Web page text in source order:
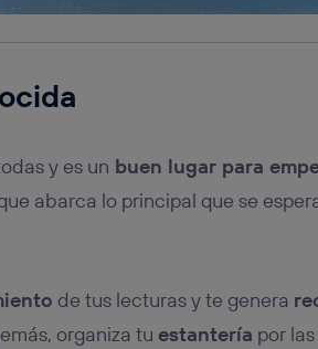
y es un buen lugar para
abarca lo principal que se
de tus lecturas y te genera
organiza tu estantería por